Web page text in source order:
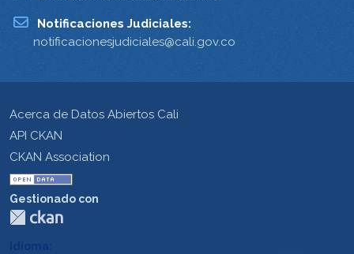
Notificaciones Judiciales:
notificacionesjudiciales@cali.gov.co
Acerca de Datos Abiertos Cali
API CKAN
CKAN Association
Gestionado con